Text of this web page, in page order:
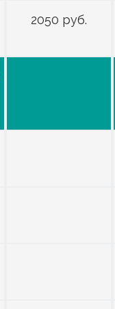
2050 руб.